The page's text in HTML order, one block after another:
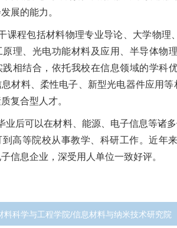
展的能力。
课程包括材料物理专业导论、大学物
原理、光电功能材料及应用、半导体物
践相结合，依托我校在信息领域的学科
材料、柔性电子、新型光电器件应用
复合型人才。
业后可以在材料、能源、电子信息等诸
高等院校从事教学、科研工作。近年
信息企业，深受用人单位一致好评。
料科学与工程学院/信息材料与纳米技术研究院